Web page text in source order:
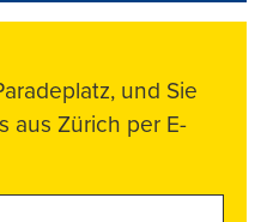
und Sie
aus Zürich per E-